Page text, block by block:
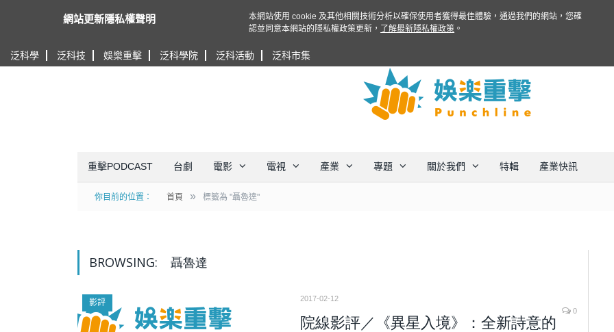
泛科學 泛科技 娛樂重擊 泛科學院 泛科活動 泛科市集
重擊PODCAST 台劇 電影 電視 產業 專題 關於我們 特輯 產業快訊
你目前的位置： 首頁 » 標籤為 "聶魯達"
BROWSING: 聶魯達
影評
2017-02-12
0
院線影評／《異星入境》：全新詩意的
網站更新隱私權聲明
本網站使用 cookie 及其他相關技術分析以確保使用者獲得最佳體驗，通過我們的網站，您確
認並同意本網站的隱私權政策更新，
了解最新隱私權政策 。